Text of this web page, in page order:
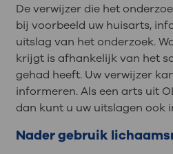
De verwijzer die het
bij voorbeeld uw huisarts,
uitslag van het onderzoek.
krijgt is afhankelijk van het
gehad heeft. Uw verwijzer
informeren. Als een arts uit
dan kunt u uw uitslagen ook
Nader gebruik